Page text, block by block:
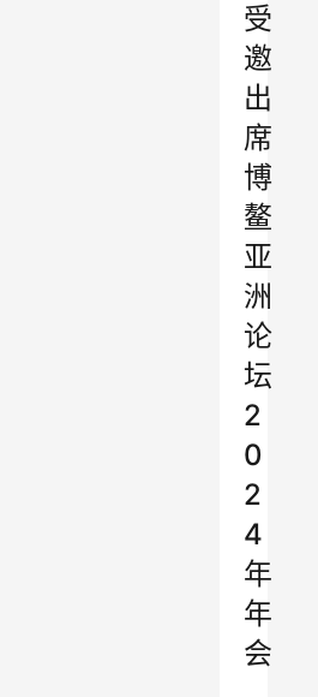
受
邀
出
席
博
鳌
亚
洲
论
坛
2
0
2
4
年
年
会